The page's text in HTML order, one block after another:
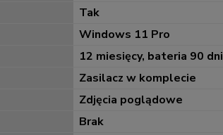
Tak
Windows 11 Pro
12 miesięcy, bateria 90 dni
Zasilacz w komplecie
Zdjęcia poglądowe
Brak